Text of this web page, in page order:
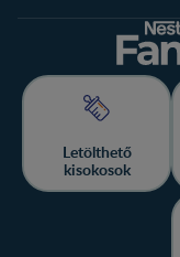
Letölthető
kisokosok